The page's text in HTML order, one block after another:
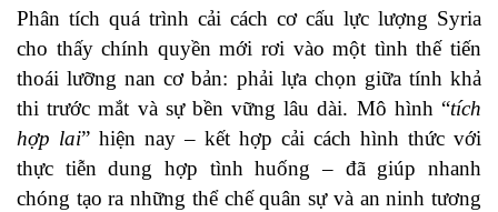
Phân tích quá trình cải cách cơ cấu lực lượng Syria
cho thấy chính quyền mới rơi vào một tình thế tiến
thoái lưỡng nan cơ bản: phải lựa chọn giữa tính khả
thi trước mắt và sự bền vững lâu dài. Mô hình “tích
hợp lai” hiện nay – kết hợp cải cách hình thức với
thực tiễn dung hợp tình huống – đã giúp nhanh
chóng tạo ra những thể chế quân sự và an ninh tương